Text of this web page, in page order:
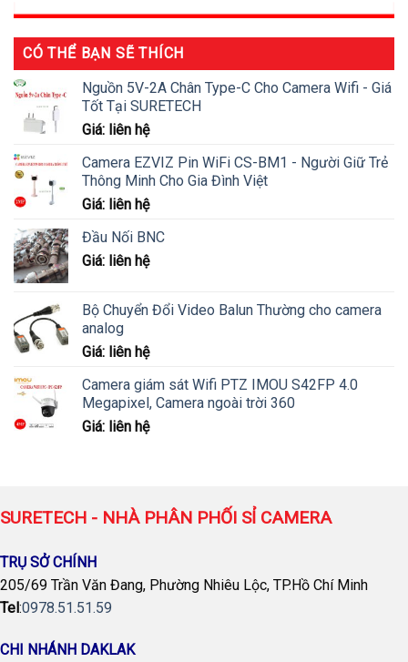
CÓ THỂ BẠN SẼ THÍCH
Nguồn 5V-2A Chân Type-C Cho Camera Wifi - Giá
Tốt Tại SURETECH
Giá: liên hệ
Camera EZVIZ Pin WiFi CS-BM1 - Người Giữ Trẻ
Thông Minh Cho Gia Đình Việt
Giá: liên hệ
Đầu Nối BNC
Giá: liên hệ
Bộ Chuyển Đổi Video Balun Thường cho camera
analog
Giá: liên hệ
Camera giám sát Wifi PTZ IMOU S42FP 4.0
Megapixel, Camera ngoài trời 360
Giá: liên hệ
SURETECH - NHÀ PHÂN PHỐI SỈ CAMERA
TRỤ SỞ CHÍNH
205/69 Trần Văn Đang, Phường Nhiêu Lộc, TP.Hồ Chí Minh
Tel:0978.51.51.59
CHI NHÁNH DAKLAK